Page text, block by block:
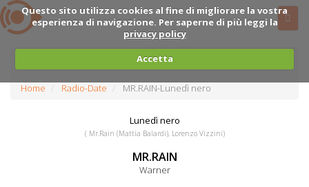
Questo sito utilizza cookies al fine di migliorare la vostra
esperienza di navigazione. Per saperne di più leggi la
privacy policy
Accetta
Home Radio-Date MR.RAIN-Lunedì nero
Lunedì nero
( Mr.Rain (Mattia Balardi), Lorenzo Vizzini)
MR.RAIN
Warner